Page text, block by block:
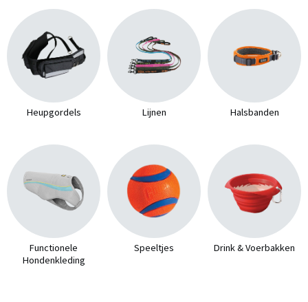
Heupgordels Lijnen Halsbanden
Functionele
Hondenkleding
Speeltjes Drink & Voerbakken